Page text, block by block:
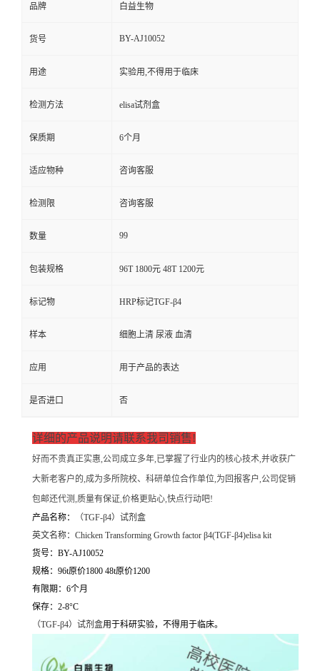
品牌 白益生物
货号 BY-AJ10052
用途 实验用,不得用于临床
检测方法 elisa试剂盒
保质期 6个月
适应物种 咨询客服
检测限 咨询客服
数量 99
包装规格 96T 1800元 48T 1200元
标记物 HRP标记TGF-β4
样本 细胞上清 尿液 血清
应用 用于产品的表达
是否进口 否
详细的产品说明请联系我司销售!
好而不贵真正实惠,公司成立多年,已掌握了行业内的核心技术,并收获广
大新老客户的,成为多所院校、科研单位合作单位,为回报客户,公司促销
包邮还代测,质量有保证,价格更贴心,快点行动吧!
产品名称：
（TGF-β4）试剂盒
英文名称： Chicken Transforming Growth factor β4(TGF-β4)elisa kit
货号：BY-AJ10052
规格：96t原价1800 48t原价1200
有限期：6个月
保存：2-8°C
（TGF-β4）试剂盒用于科研实验，不得用于临床。